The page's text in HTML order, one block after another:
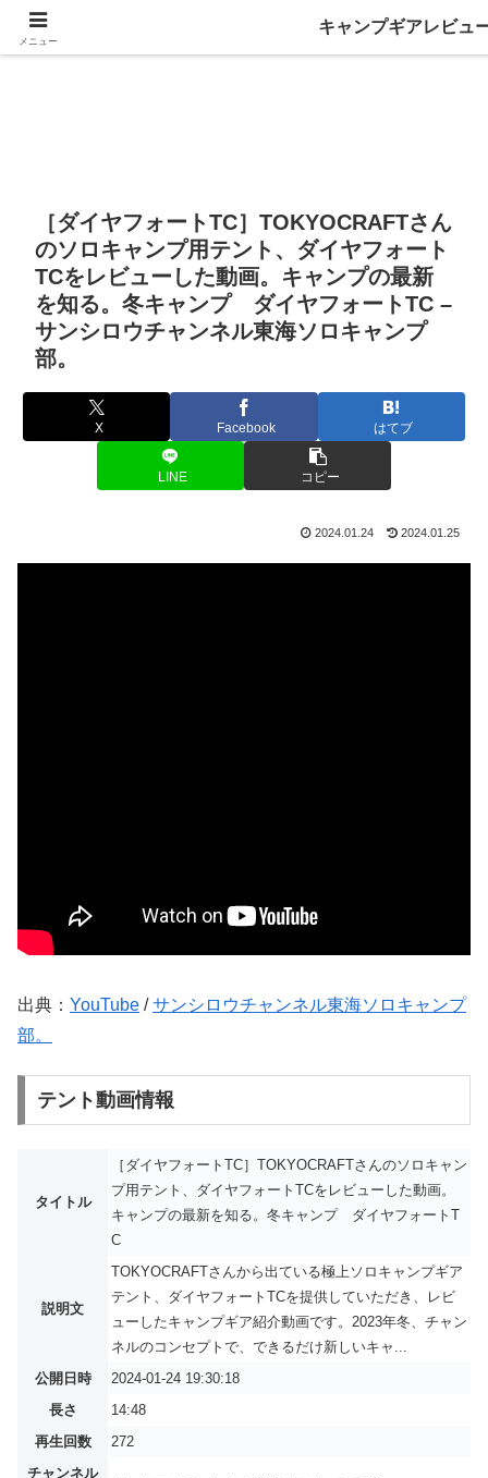
［ダイヤフォートTC］TOKYOCRAFTさん
のソロキャンプ用テント、ダイヤフォート
TCをレビューした動画。キャンプの最新
を知る。冬キャンプ ダイヤフォートTC –
サンシロウチャンネル東海ソロキャンプ
部。
X Facebook はてブ
LINE コピー
2024.01.24 2024.01.25
出典： YouTube /サンシロウチャンネル東海ソロキャンプ
部。
テント動画情報
タイトル
［ダイヤフォートTC］TOKYOCRAFTさんのソロキャン
プ用テント、ダイヤフォートTCをレビューした動画。
キャンプの最新を知る。冬キャンプ ダイヤフォートT
C
説明文
TOKYOCRAFTさんから出ている極上ソロキャンプギア
テント、ダイヤフォートTCを提供していただき、レビ
ューしたキャンプギア紹介動画です。2023年冬、チャン
ネルのコンセプトで、できるだけ新しいキャ...
公開日時
2024-01-24 19:30:18
長さ
14:48
再生回数
272
チャンネル
メニュー
キャンプギアレビュ